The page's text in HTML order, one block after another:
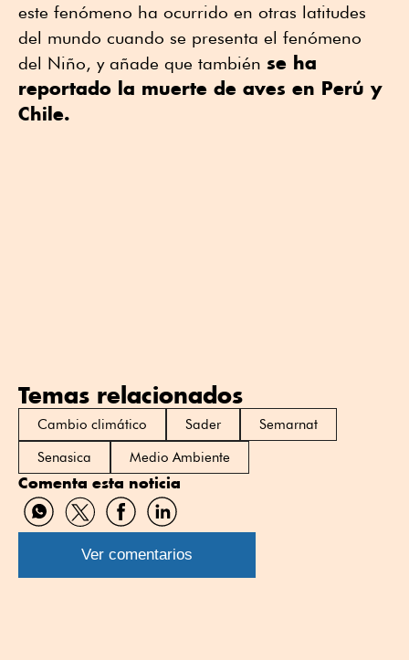
este fenómeno ha ocurrido en otras latitudes
del mundo cuando se presenta el fenómeno
del Niño, y añade que también se ha
reportado la muerte de aves en Perú y
Chile.
Temas relacionados
Cambio climático Sader
Semarnat
Senasica
Medio Ambiente
Comenta esta noticia
Compartir
por
WhatsApp
Compartir
por
Twitter
Compartir
por
Facebook
Compartir
por
Linkedin
Ver comentarios